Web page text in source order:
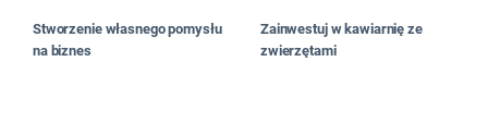
Stworzenie własnego pomysłu
na biznes
Zainwestuj w kawiarnię ze
zwierzętami